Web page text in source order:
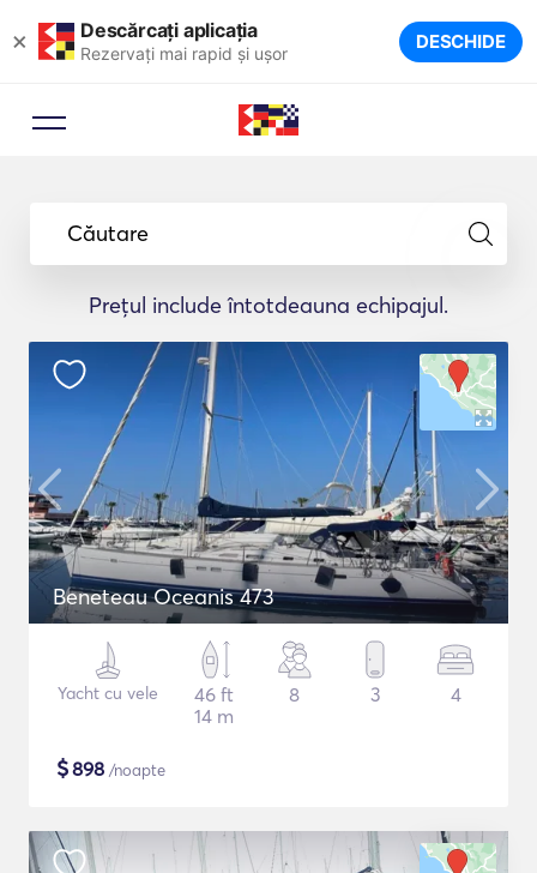
× Descărcați aplicația
Rezervați mai rapid și ușor DESCHIDE
Căutare
Prețul include întotdeauna echipajul.
Beneteau Oceanis 473
Yacht cu vele
46 ft
14 m
8 3 4
$898 /noapte